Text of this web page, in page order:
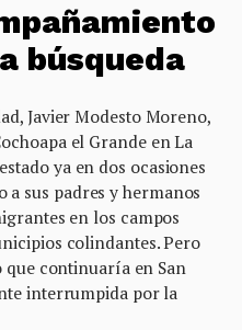
búsqueda
Javier Modesto Moreno,
el Grande en La
ya en dos ocasiones
a sus padres y hermanos
en los campos
colindantes. Pero
que continuaría en San
interrumpida por la